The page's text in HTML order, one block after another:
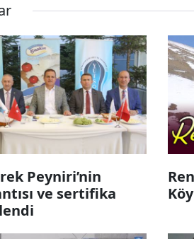
Peyniri’nin
ve sertifika